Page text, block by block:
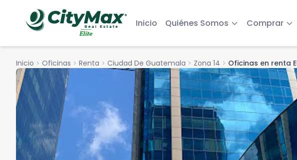
Inicio Quiénes Somos Comprar
Inicio chevron_right Oficinas chevron_right Renta chevron_right Ciudad De Guatemala chevron_right Zona 14 chevron_right Oficinas en renta